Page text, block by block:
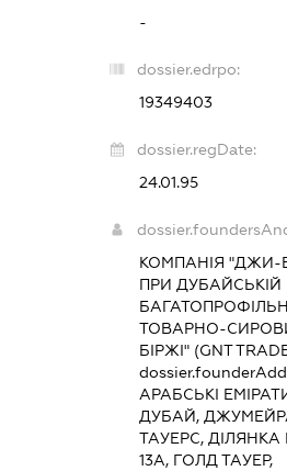
-
dossier.edrpo:
19349403
dossier.regDate:
24.01.95
КОМПАНІЯ "ДЖИ-
ПРИ ДУБАЙСЬКІЙ
ТОВАРНО-
БІРЖІ" (GNT
АРАБСЬКІ
ДУБАЙ,
ТАУЕРС, ДІЛЯНКА
13А, ГОЛД ТАУЕР,